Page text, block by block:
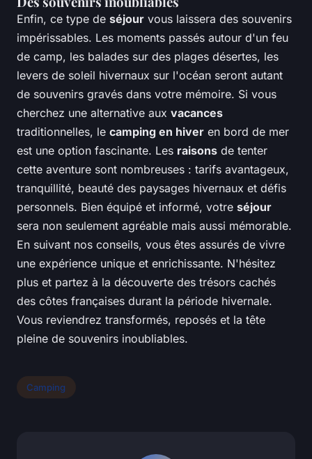
Enfin, ce type de séjour vous laissera des souvenirs
impérissables. Les moments passés autour d'un feu
de camp, les balades sur des plages désertes, les
levers de soleil hivernaux sur l'océan seront autant
de souvenirs gravés dans votre mémoire. Si vous
cherchez une alternative aux vacances
traditionnelles, le camping en hiver en bord de mer
est une option fascinante. Les raisons de tenter
cette aventure sont nombreuses : tarifs avantageux,
tranquillité, beauté des paysages hivernaux et défis
personnels. Bien équipé et informé, votre séjour
sera non seulement agréable mais aussi mémorable.
En suivant nos conseils, vous êtes assurés de vivre
une expérience unique et enrichissante. N'hésitez
plus et partez à la découverte des trésors cachés
des côtes françaises durant la période hivernale.
Vous reviendrez transformés, reposés et la tête
pleine de souvenirs inoubliables.
Camping